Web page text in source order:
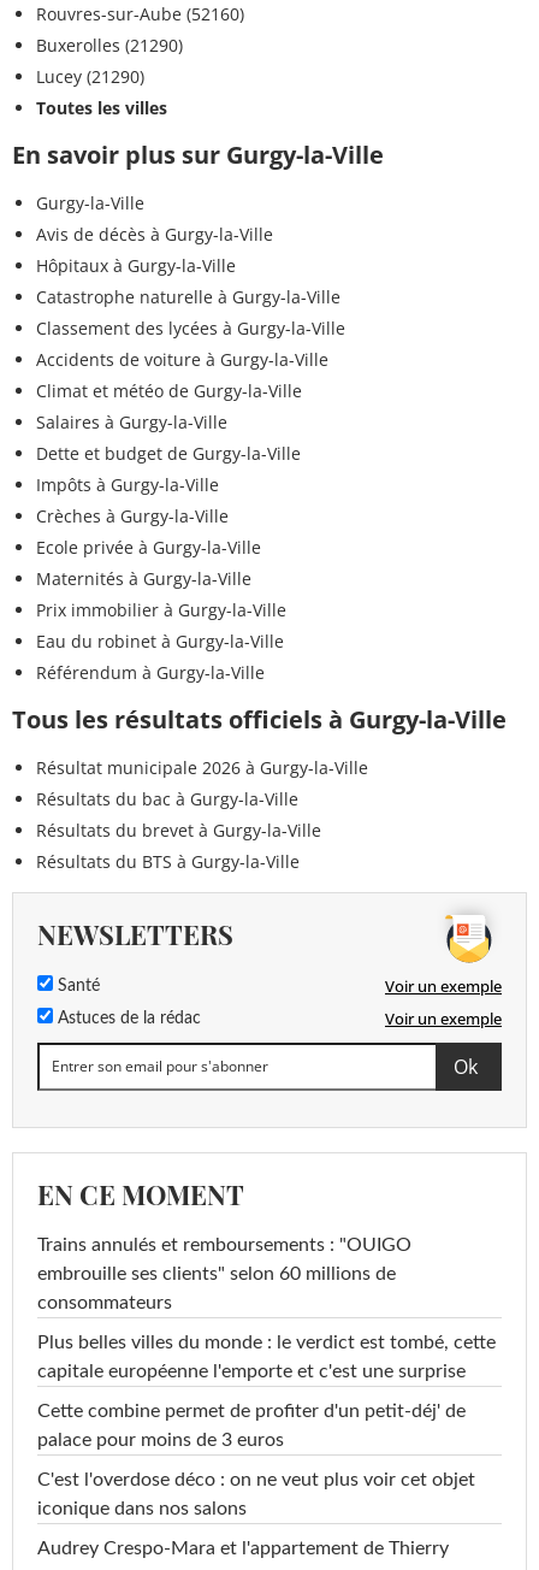
Rouvres-sur-Aube (52160)
Buxerolles (21290)
Lucey (21290)
Toutes les villes
En savoir plus sur Gurgy-la-Ville
Gurgy-la-Ville
Avis de décès à Gurgy-la-Ville
Hôpitaux à Gurgy-la-Ville
Catastrophe naturelle à Gurgy-la-Ville
Classement des lycées à Gurgy-la-Ville
Accidents de voiture à Gurgy-la-Ville
Climat et météo de Gurgy-la-Ville
Salaires à Gurgy-la-Ville
Dette et budget de Gurgy-la-Ville
Impôts à Gurgy-la-Ville
Crèches à Gurgy-la-Ville
Ecole privée à Gurgy-la-Ville
Maternités à Gurgy-la-Ville
Prix immobilier à Gurgy-la-Ville
Eau du robinet à Gurgy-la-Ville
Référendum à Gurgy-la-Ville
Tous les résultats officiels à Gurgy-la-Ville
Résultat municipale 2026 à Gurgy-la-Ville
Résultats du bac à Gurgy-la-Ville
Résultats du brevet à Gurgy-la-Ville
Résultats du BTS à Gurgy-la-Ville
NEWSLETTERS
Santé Voir un exemple
Astuces de la rédac Voir un exemple
EN CE MOMENT
Trains annulés et remboursements : "OUIGO
embrouille ses clients" selon 60 millions de
consommateurs
Plus belles villes du monde : le verdict est tombé, cette
capitale européenne l'emporte et c'est une surprise
Cette combine permet de profiter d'un petit-déj' de
palace pour moins de 3 euros
C'est l'overdose déco : on ne veut plus voir cet objet
iconique dans nos salons
Audrey Crespo-Mara et l'appartement de Thierry